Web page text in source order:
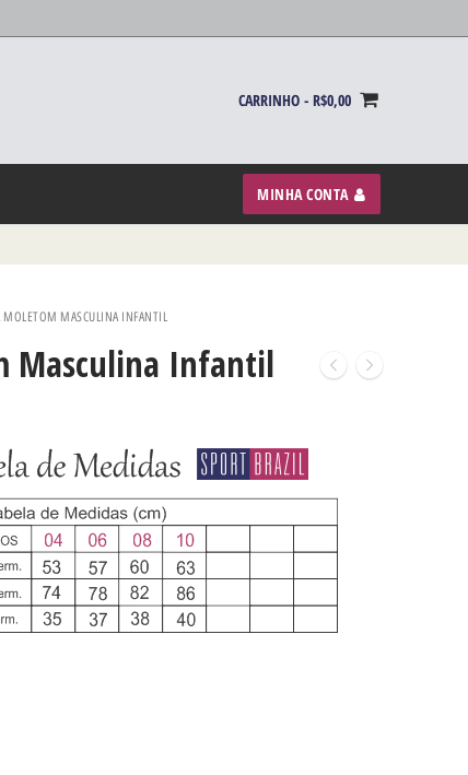
CARRINHO - R$0,00
MINHA CONTA
MOLETOM MASCULINA INFANTIL
Masculina Infantil